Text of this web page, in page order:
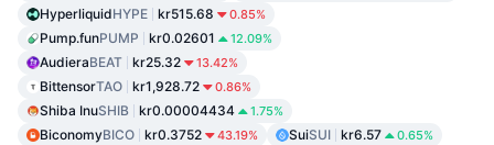
HyperliquidHYPE kr515.68 0.85%
Pump.funPUMP kr0.02601 12.09%
AudieraBEAT kr25.32 13.42%
BittensorTAO kr1,928.72 0.86%
Shiba InuSHIB kr0.00004434 1.75%
BiconomyBICO kr0.3752 43.19% SuiSUI kr6.57 0.65%